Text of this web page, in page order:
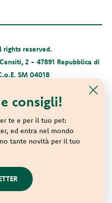
consigli!
te e per il tuo pet:
ed entra nel mondo
tante novità per il tuo
rights reserved.
2 - 47891 Repubblica di
SM 04018